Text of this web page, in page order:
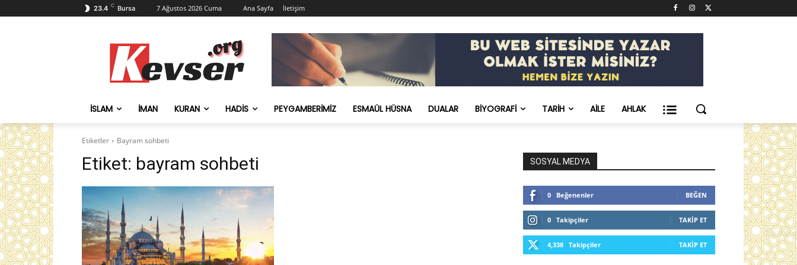
23.4 C Bursa 7 Ağustos 2026 Cuma Ana Sayfa İletişim
İSLAM İMAN KURAN HADIS PEYGAMBERIMIZ ESMAÜL HÜSNA DUALAR BIYOGRAFI TARIH AILE AHLAK
Etiketler Bayram sohbeti
Etiket: bayram sohbeti SOSYAL MEDYA
0 Beğenenler BEĞEN
0 Takipçiler TAKIP ET
4,338 Takipçiler TAKIP ET